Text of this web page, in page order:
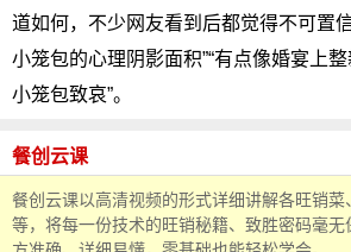
道如何，不少网友看到后都觉得不可置
小笼包的心理阴影面积”“有点像婚宴上整
小笼包致哀”。
餐创云课
餐创云课以高清视频的形式详细讲解各旺销
等，将每一份技术的旺销秘籍、致胜密码毫